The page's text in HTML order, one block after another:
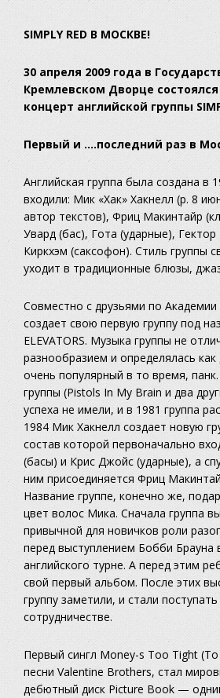
SIMPLY RED В МОСКВЕ!
30 апреля 2009 года в
Кремлевском Дворце
концерт английской группы
Первый и ….последний раз в
Английская группа была создана в
входили: Мик «Хак» Хакнелл (р. 8
автор текстов), Фриц Макинтайр
Увард (бас), Гота (ударные),
Киркхэм (саксофон). Стиль группы
уходит в традиционные блюзы,
Совместно с друзьями по Академии
создает свою первую группу под
ELEVATORS. Музыка группы не
разнообразием и определялась как
очень популярный в то время,
группы (Pistols In My Brain и два
успеха не имели, и в 1981 группа
1984 Мик Хакнелл создает новую
состав которой первоначально
(басы) и Крис Джойс (ударные), а
ним присоединяется Фриц
Название группе, конечно же,
цвет волос Мика. Сначала группа
привычной для новичков роли
перед выступлением Бобби Брауна
английского турне. А перед этим
свой первый альбом. После этих
группу заметили, и стали
сотрудничестве.
Первый сингл Money-s Too Tight
песни Valentine Brothers, стал
дебютный диск Picture Book —